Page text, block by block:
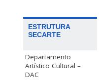
ESTRUTURA
SECARTE
Departamento
Artístico Cultural –
DAC